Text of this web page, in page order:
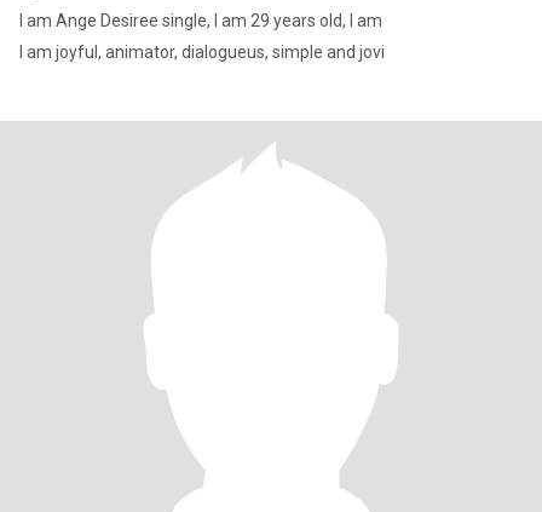
I am Ange Desiree single, I am 29 years old, I am
I am joyful, animator, dialogueus, simple and jovi